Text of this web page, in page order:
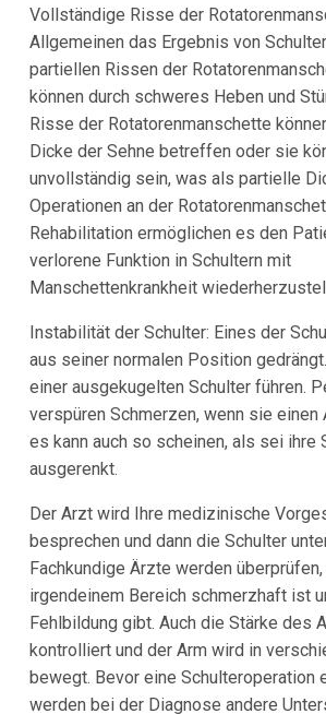
Vollständige Risse der
Allgemeinen das Ergebnis von
partiellen Rissen der
können durch schweres Heben und
Risse der Rotatorenmanschette
Dicke der Sehne betreffen oder sie
unvollständig sein, was als partielle
Operationen an der
Rehabilitation ermöglichen es den
verlorene Funktion in Schultern mit
Manschettenkrankheit
Instabilität der Schulter: Eines der
aus seiner normalen Position
einer ausgekugelten Schulter führen.
verspüren Schmerzen, wenn sie einen
es kann auch so scheinen, als sei ihre
ausgerenkt.
Der Arzt wird Ihre medizinische
besprechen und dann die Schulter
Fachkundige Ärzte werden
irgendeinem Bereich schmerzhaft ist
Fehlbildung gibt. Auch die Stärke des
kontrolliert und der Arm wird in
bewegt. Bevor eine Schulteroperation
werden bei der Diagnose andere